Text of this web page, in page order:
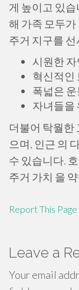
게 높이고 있
해 가족 모두가
주거 지구를
시원한 자
혁신적인
폭넓은 운
자녀들을
더불어 탁월한
으며, 인근 의
수 있습니다.
주거 가치 을
Report This Page
Leave a
Your email